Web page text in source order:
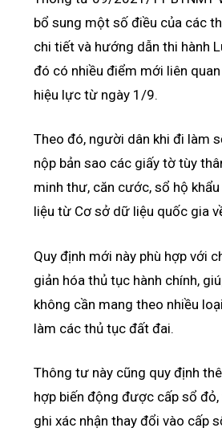
bổ sung một số điều của các
chi tiết và hướng dẫn thi hành
đó có nhiều điểm mới liên
hiệu lực từ ngày 1/9.
Theo đó, người dân khi đi làm
nộp bản sao các giấy tờ tùy
minh thư, căn cước, sổ hộ
liệu từ Cơ sở dữ liệu quốc gia
Quy định mới này phù hợp với
giản hóa thủ tục hành chính,
không cần mang theo nhiều
làm các thủ tục đất đai.
Thông tư này cũng quy định
hợp biến động được cấp sổ
ghi xác nhận thay đổi vào cấp